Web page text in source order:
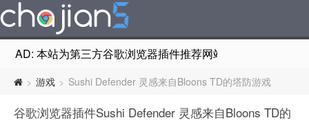
AD: 本站为第三方谷歌浏览器插件推荐网站，非Google
> 游戏 > Sushi Defender 灵感来自Bloons TD的塔防游戏
谷歌浏览器插件Sushi Defender 灵感来自Bloons TD的